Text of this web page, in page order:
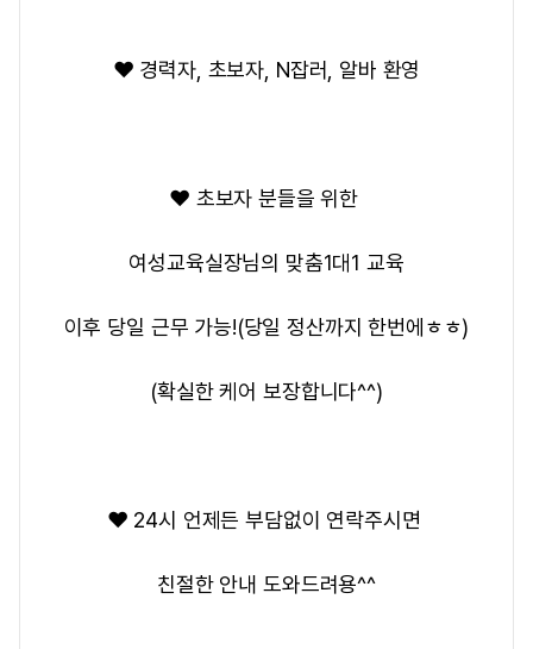
❤️ 경력자, 초보자, N잡러, 알바 환영
❤️ 초보자 분들을 위한
여성교육실장님의 맞춤1대1 교육
이후 당일 근무 가능!(당일 정산까지 한번에ㅎㅎ)
(확실한 케어 보장합니다^^)
❤️ 24시 언제든 부담없이 연락주시면
친절한 안내 도와드려용^^